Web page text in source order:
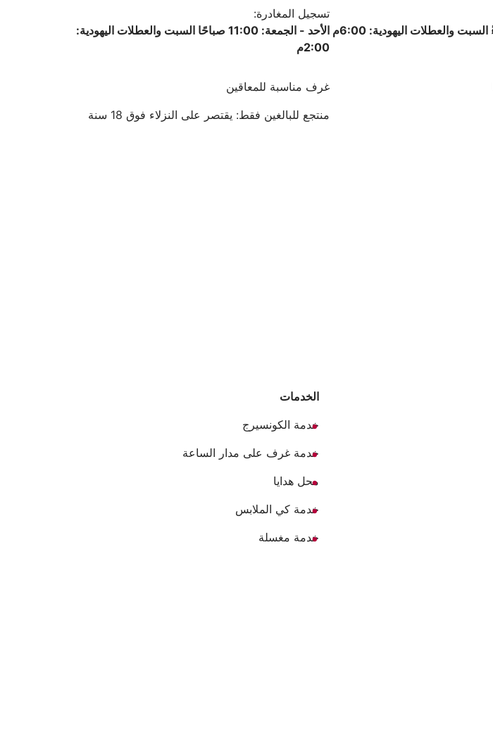
تسجيل المغادرة:
الأحد - الجمعة: 11:00 صباحًا السبت والعطلات اليهودية:
2:00م
غرف مناسبة للمعاقين
منتجع للبالغين فقط: يقتصر على النزلاء فوق 18 سنة
الخدمات
خدمة الكونسيرج
خدمة غرف على مدار الساعة
محل هدايا
خدمة كي الملابس
خدمة مغسلة